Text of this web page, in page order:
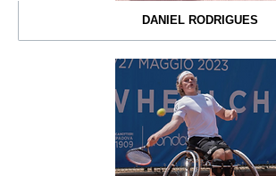
DANIEL RODRIGUES